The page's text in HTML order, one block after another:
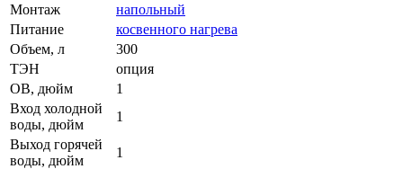
Монтаж
напольный
Питание
косвенного нагрева
Объем, л
300
ТЭН
опция
ОВ, дюйм
1
Вход холодной
воды, дюйм
1
Выход горячей
воды, дюйм
1